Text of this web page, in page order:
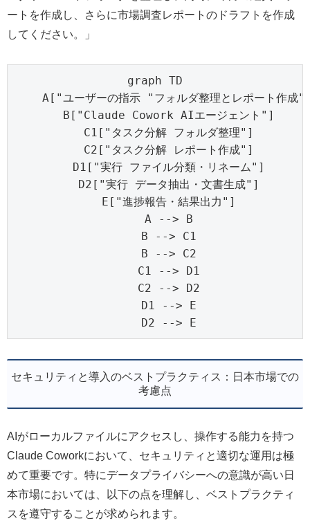
ートを作成し、さらに市場調査レポートのドラフトを作成
してください。」
graph TD
A["ユーザーの指示 "フォルダ整理とレポート作成
    B["Claude Cowork AIエージェント"]
    C1["タスク分解 フォルダ整理"]
    C2["タスク分解 レポート作成"]
    D1["実行 ファイル分類・リネーム"]
    D2["実行 データ抽出・文書生成"]
    E["進捗報告・結果出力"]
    A --> B
    B --> C1
    B --> C2
    C1 --> D1
    C2 --> D2
    D1 --> E
    D2 --> E
セキュリティと導入のベストプラクティス：日本市場での
考慮点
AIがローカルファイルにアクセスし、操作する能力を持つ
Claude Coworkにおいて、セキュリティと適切な運用は極
めて重要です。特にデータプライバシーへの意識が高い日
本市場においては、以下の点を理解し、ベストプラクティ
スを遵守することが求められます。